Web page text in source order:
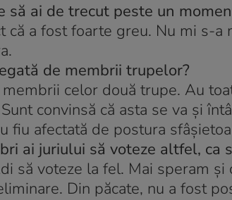
să ai de trecut peste un
că a fost foarte greu. Nu mi s-
de membrii trupelor?
celor două trupe. Au
convinsă că asta se va şi
fiu afectată de postura
ai juriului să voteze altfel, ca
să voteze la fel. Mai speram
Din păcate, nu a fost